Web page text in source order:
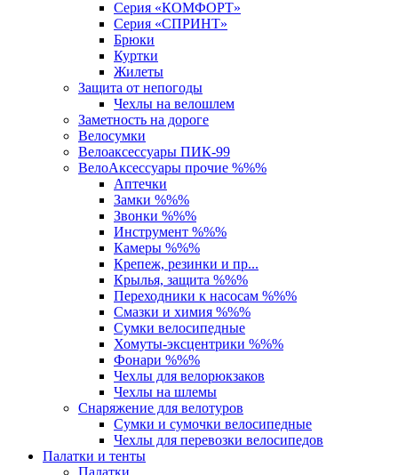
Серия «КОМФОРТ»
Серия «СПРИНТ»
Брюки
Куртки
Жилеты
Защита от непогоды
Чехлы на велошлем
Заметность на дороге
Велосумки
Велоаксессуары ПИК-99
ВелоАксессуары прочие %%%
Аптечки
Замки %%%
Звонки %%%
Инструмент %%%
Камеры %%%
Крепеж, резинки и пр...
Крылья, защита %%%
Переходники к насосам %%%
Смазки и химия %%%
Сумки велосипедные
Хомуты-эксцентрики %%%
Фонари %%%
Чехлы для велорюкзаков
Чехлы на шлемы
Снаряжение для велотуров
Сумки и сумочки велосипедные
Чехлы для перевозки велосипедов
Палатки и тенты
Палатки